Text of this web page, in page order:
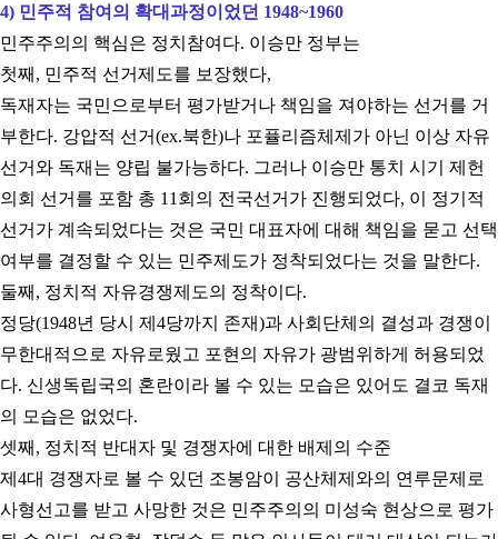
4) 민주적 참여의 확대과정이었던 1948~1960
민주주의의 핵심은 정치참여다. 이승만 정부는
첫째 , 민주적 선거제도를 보장했다,
독재자는 국민으로부터 평가받거나 책임을 져야하는 선거를 거
부한다. 강압적 선거(ex.북한)나 포퓰리즘체제가 아닌 이상 자유
선거와 독재는 양립 불가능하다. 그러나 이승만 통치 시기 제헌
의회 선거를 포함 총 11 회의 전국선거가 진행되었다, 이 정기적
선거가 계속되었다는 것은 국민 대표자에 대해 책임을 묻고 선택
여부를 결정할 수 있는 민주제도가 정착되었다는 것을 말한다.
둘째 , 정치적 자유경쟁제도의 정착이다.
정당(1948년 당시 제 4당까지 존재)과 사회단체의 결성과 경쟁이
무한대적으로 자유로웠고 포현의 자유가 광범위하게 허용되었
다. 신생독립국의 혼란이라 볼 수 있는 모습은 있어도 결코 독재
의 모습은 없었다.
셋째 , 정치적 반대자 및 경쟁자에 대한 배제의 수준
제 4대 경쟁자로 볼 수 있던 조봉암이 공산체제와의 연루문제로
사형선고를 받고 사망한 것은 민주주의의 미성숙 현상으로 평가